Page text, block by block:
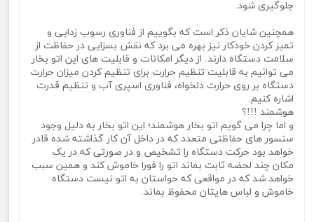
جلوگیری شود.
همچنین شایان ذکر است که بگوییم از فناوری رسوب زدایی و
تمیز کردن خودکار نیز بهره می برد که نقش بسزایی در حفاظت از
سلامت دستگاه دارند. از دیگر امکانات و قابلیت های این اتو بخار
می توانیم به قابلیت تنظیم حرارت برای تنظیم کردن میزان حرارت
دستگاه بر روی حرارت دلخواه، فناوری اسپری آب و تنظیم قدرت
اشاره کنیم.
هوشمند !!!؟
و اما چرا می گویم اتو بخار هوشمند؛ این اتو بخار به دلیل وجود
سنسور های حفاظتی متعدد که در داخل آن کار گذاشته شده قادر
خواهد بود حرکت دستگاه را تشخیص و در صورتی که در یک
مکان چند لحضه ثابت بماند اتو را فورا خاموش کند و همین سبب
خواهد شد که در مواقعی که حواستان به اتو نیست دستگاه
خاموش و لباس هایتان محفوظ بماند.